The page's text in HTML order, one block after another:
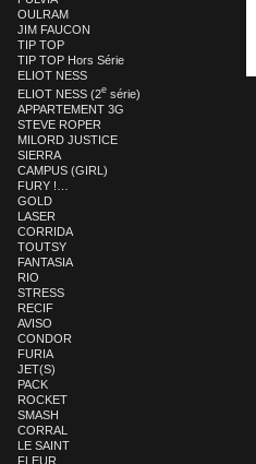
OULRAM
JIM FAUCON
TIP TOP
TIP TOP Hors Série
ELIOT NESS
ELIOT NESS (2esérie)
APPARTEMENT 3G
STEVE ROPER
MILORD JUSTICE
SIERRA
CAMPUS (GIRL)
FURY !…
GOLD
LASER
CORRIDA
TOUTSY
FANTASIA
RIO
STRESS
RECIF
AVISO
CONDOR
FURIA
JET(S)
PACK
ROCKET
SMASH
CORRAL
LE SAINT
FLEUR